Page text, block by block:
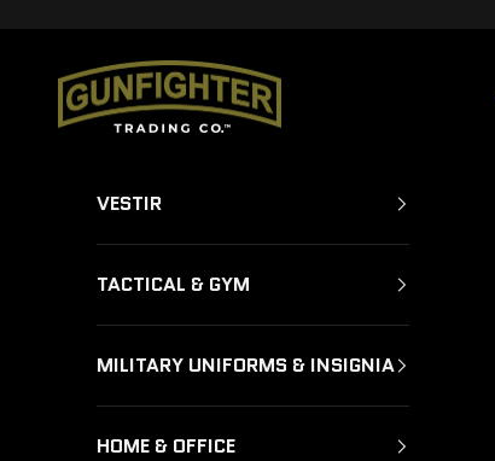
GUNFIGHTER TRADING CO.
VESTIR
TACTICAL & GYM
MILITARY UNIFORMS & INSIGNIA
HOME & OFFICE